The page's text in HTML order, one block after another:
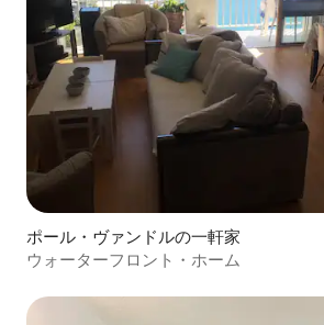
レスタニ地域の様々な自治体を結ぶ市外
バスも運行しています。 （英語）TEISA
は、ジローナ、オロット、フィゲレス、
バルセロナとの接続バスサービスを提供
しています。 また、バニョーレス市の
様々な地区やエリアを結ぶ都市交通シス
テムや、プラ・デ・レスタニ地域の様々
な自治体を結ぶ市間バスも運行していま
す。 （FR）L'entreprise TEISA propose
un service de bus qui dessert Gérone、
également le transport urbain qui
dessert différents quartiers et espaces
interurbain qui dessert différentes villes
ポール・ヴァンドルの一軒家
ウォーターフロント・ホーム